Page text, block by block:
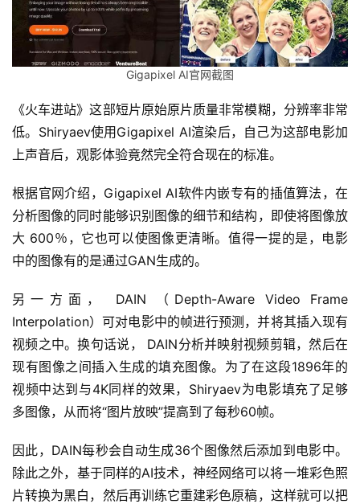
Gigapixel AI官网截图
《火车进站》这部短片原始原片质量非常模糊，分辨率非常
低。Shiryaev使用Gigapixel AI渲染后，自己为这部电影加
上声音后，观影体验竟然完全符合现在的标准。
根据官网介绍，Gigapixel AI软件内嵌专有的插值算法，在
分析图像的同时能够识别图像的细节和结构，即使将图像放
大 600％，它也可以使图像更清晰。值得一提的是，电影
中的图像有的是通过GAN生成的。
另一方面， DAIN （Depth-Aware Video Frame
Interpolation）可对电影中的帧进行预测，并将其插入现有
视频之中。换句话说， DAIN分析并映射视频剪辑，然后在
现有图像之间插入生成的填充图像。为了在这段1896年的
视频中达到与4K同样的效果，Shiryaev为电影填充了足够
多图像，从而将“图片放映”提高到了每秒60帧。
因此，DAIN每秒会自动生成36个图像然后添加到电影中。
除此之外，基于同样的AI技术，神经网络可以将一堆彩色照
片转换为黑白，然后再训练它重建彩色原稿，这样就可以把